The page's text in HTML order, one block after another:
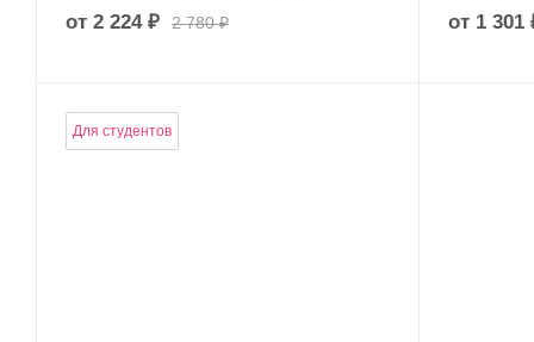
от 2 224 ₽ 2 780 ₽ от 1 301
Для студентов